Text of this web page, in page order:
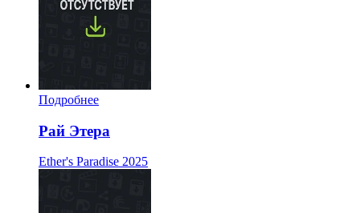
Подробнее
Рай Этера
Ether's Paradise 2025